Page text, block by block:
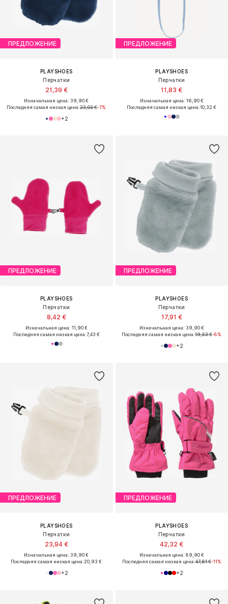
ПРЕДЛОЖЕНИЕ
PLAYSHOES
Перчатки
21,39 €
Изначальная цена: 39,90 €
Последняя самая низкая цена:23,03 €-7%
+2
ПРЕДЛОЖЕНИЕ
PLAYSHOES
Перчатки
11,83 €
Изначальная цена: 16,90 €
Последняя самая низкая цена:10,32 €
ПРЕДЛОЖЕНИЕ
PLAYSHOES
Перчатки
8,42 €
Изначальная цена: 11,90 €
Последняя самая низкая цена:7,43 €
ПРЕДЛОЖЕНИЕ
PLAYSHOES
Перчатки
17,91 €
Изначальная цена: 39,90 €
Последняя самая низкая цена:19,53 €-8%
+2
ПРЕДЛОЖЕНИЕ
PLAYSHOES
Перчатки
23,94 €
Изначальная цена: 39,90 €
Последняя самая низкая цена:20,93 €
+2
ПРЕДЛОЖЕНИЕ
PLAYSHOES
Перчатки
42,32 €
Изначальная цена: 89,90 €
Последняя самая низкая цена:47,61 €-11%
+2